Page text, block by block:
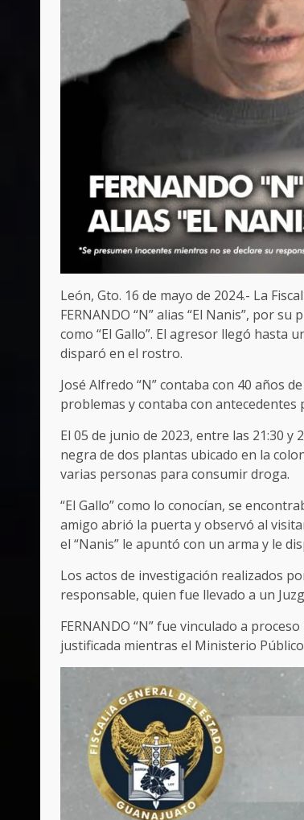
León, Gto. 16 de mayo de 2024.- La
FERNANDO “N” alias “El Nanis”, por
como “El Gallo”. El agresor llegó hasta
disparó en el rostro.
José Alfredo “N” contaba con 40 años
problemas y contaba con antecedentes
El 05 de junio de 2023, entre las 21:30
negra de dos plantas ubicado en la
varias personas para consumir droga.
“El Gallo” como lo conocían, se
amigo abrió la puerta y observó al
el “Nanis” le apuntó con un arma y le
Los actos de investigación realizados
responsable, quien fue llevado a un
FERNANDO “N” fue vinculado a
justificada mientras el Ministerio